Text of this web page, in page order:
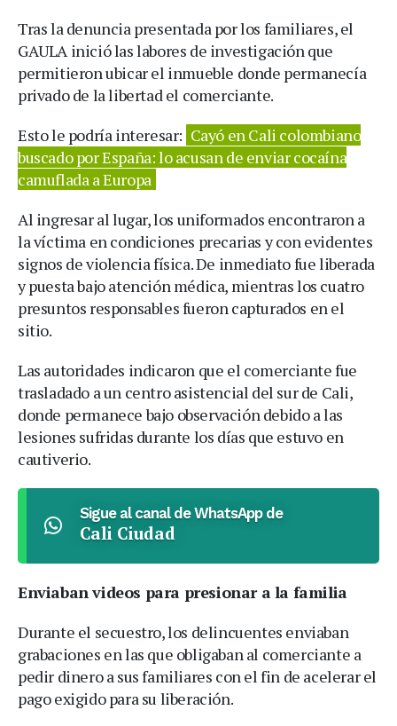
Tras la denuncia presentada por los familiares, el
GAULA inició las labores de investigación que
permitieron ubicar el inmueble donde permanecía
privado de la libertad el comerciante.
Esto le podría interesar: Cayó en Cali colombiano
buscado por España: lo acusan de enviar cocaína
camuflada a Europa
Al ingresar al lugar, los uniformados encontraron a
la víctima en condiciones precarias y con evidentes
signos de violencia física. De inmediato fue liberada
y puesta bajo atención médica, mientras los cuatro
presuntos responsables fueron capturados en el
sitio.
Las autoridades indicaron que el comerciante fue
trasladado a un centro asistencial del sur de Cali,
donde permanece bajo observación debido a las
lesiones sufridas durante los días que estuvo en
cautiverio.
Sigue al canal de WhatsApp de
Cali Ciudad
Enviaban videos para presionar a la familia
Durante el secuestro, los delincuentes enviaban
grabaciones en las que obligaban al comerciante a
pedir dinero a sus familiares con el fin de acelerar el
pago exigido para su liberación.